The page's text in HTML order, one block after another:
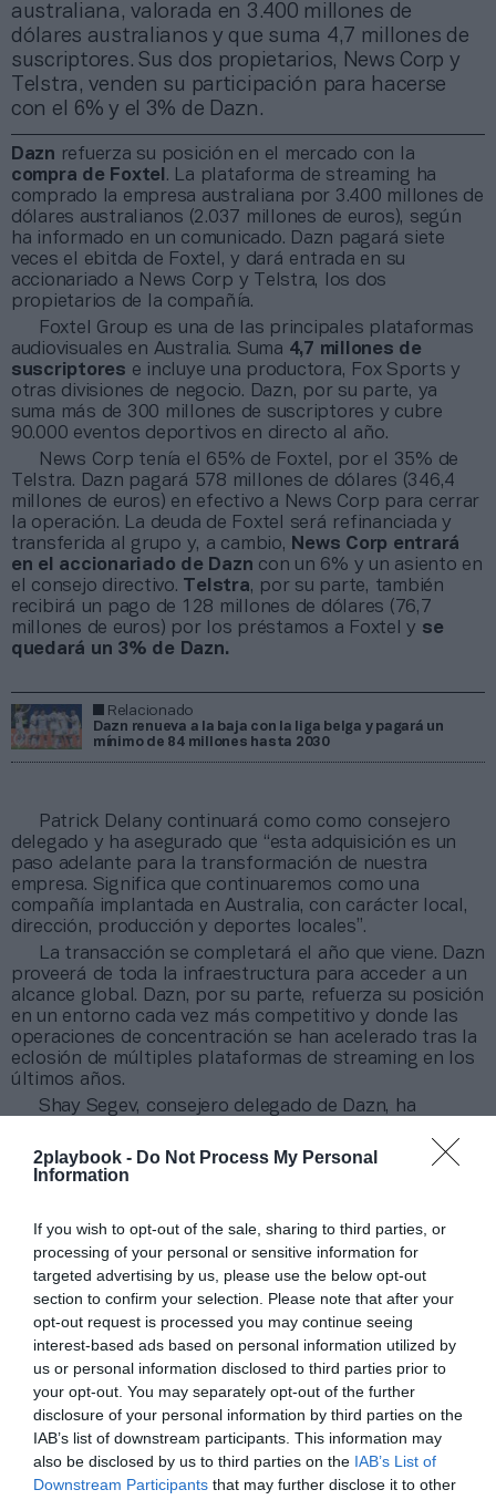
2playbook - Do Not Process My Personal
Information
If you wish to opt-out of the sale, sharing to third parties, or
processing of your personal or sensitive information for
targeted advertising by us, please use the below opt-out
section to confirm your selection. Please note that after your
opt-out request is processed you may continue seeing
interest-based ads based on personal information utilized by
us or personal information disclosed to third parties prior to
your opt-out. You may separately opt-out of the further
disclosure of your personal information by third parties on the
IAB’s list of downstream participants. This information may
also be disclosed by us to third parties on the IAB’s List of
Downstream Participants that may further disclose it to other
australiana, valorada en 3.400 millones de
dólares australianos y que suma 4,7 millones de
suscriptores. Sus dos propietarios, News Corp y
Telstra, venden su participación para hacerse
con el 6% y el 3% de Dazn.
Dazn refuerza su posición en el mercado con la
compra de Foxtel . La plataforma de streaming ha
comprado la empresa australiana por 3.400 millones de
dólares australianos (2.037 millones de euros), según
ha informado en un comunicado. Dazn pagará siete
veces el ebitda de Foxtel, y dará entrada en su
accionariado a News Corp y Telstra, los dos
propietarios de la compañía.
Foxtel Group es una de las principales plataformas
audiovisuales en Australia. Suma 4,7 millones de
suscriptores e incluye una productora, Fox Sports y
otras divisiones de negocio. Dazn, por su parte, ya
suma más de 300 millones de suscriptores y cubre
90.000 eventos deportivos en directo al año.
News Corp tenía el 65% de Foxtel, por el 35% de
Telstra. Dazn pagará 578 millones de dólares (346,4
millones de euros) en efectivo a News Corp para cerrar
la operación. La deuda de Foxtel será refinanciada y
transferida al grupo y, a cambio, News Corp entrará
en el accionariado de Dazn con un 6% y un asiento en
el consejo directivo.
Telstra, por su parte, también
recibirá un pago de 128 millones de dólares (76,7
millones de euros) por los préstamos a Foxtel y se
quedará un 3% de Dazn.
Relacionado
Dazn renueva a la baja con la liga belga y pagará un
mínimo de 84 millones hasta 2030
Patrick Delany continuará como como consejero
delegado y ha asegurado que “esta adquisición es un
paso adelante para la transformación de nuestra
empresa. Significa que continuaremos como una
compañía implantada en Australia, con carácter local,
dirección, producción y deportes locales”.
La transacción se completará el año que viene. Dazn
proveerá de toda la infraestructura para acceder a un
alcance global. Dazn, por su parte, refuerza su posición
en un entorno cada vez más competitivo y donde las
operaciones de concentración se han acelerado tras la
eclosión de múltiples plataformas de streaming en los
últimos años.
Shay Segev, consejero delegado de Dazn, ha
ningún otro país del mundo
, lo que hace de este un
acuerdo increíble y una gran oportunidad para Dazn
deporte”. “Foxtel es un negocio de éxito que ha logrado
una transformación digital notable en los últimos años,
así que estamos confiados en que nuestro alcance
global e innovación seguirán empujando su negocio a
largo plazo”.
Sobre Intelligence 2P
Intelligence 2P es la unidad de estrategia e
inteligencia de mercado de 2Playbook, cuya plataforma
de datos monitoriza en tiempo real el negocio de 60
clubes de LaLiga, Liga F y Primera Rfef; 200 clubes de
ligas europeas; 22 clubes de ACB y Primera FEB.